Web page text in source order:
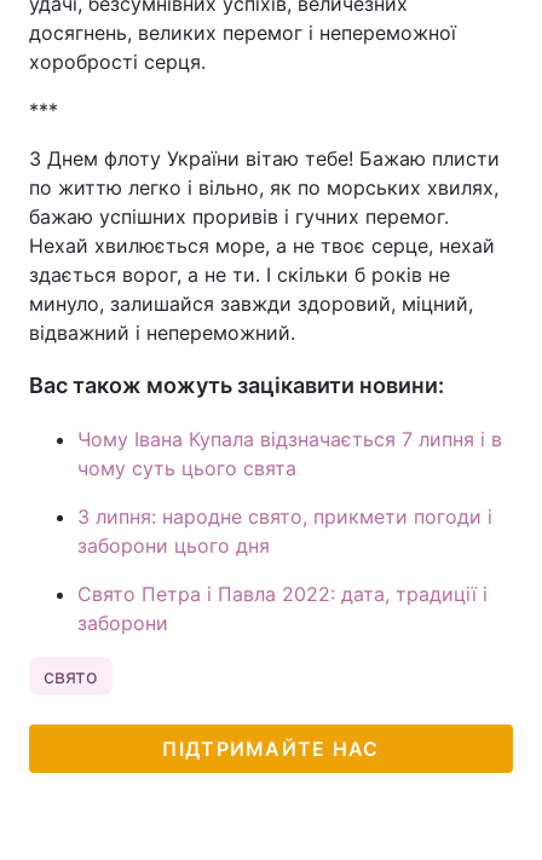
досягнень, великих перемог і непереможної
хоробрості серця.
***
З Днем флоту України вітаю тебе! Бажаю плисти
по життю легко і вільно, як по морських хвилях,
бажаю успішних проривів і гучних перемог.
Нехай хвилюється море, а не твоє серце, нехай
здається ворог, а не ти. І скільки б років не
минуло, залишайся завжди здоровий, міцний,
відважний і непереможний.
Вас також можуть зацікавити новини:
Чому Івана Купала відзначається 7 липня і в
чому суть цього свята
3 липня: народне свято, прикмети погоди і
заборони цього дня
Свято Петра і Павла 2022: дата, традиції і
заборони
свято
ПІДТРИМАЙТЕ НАС